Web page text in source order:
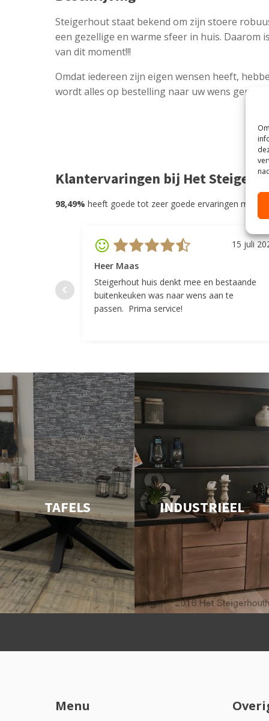
Steigerhout staat bekend om zijn stoere
een gezellige en warme sfeer in huis. Daarom
van dit moment!!!
Omdat iedereen zijn eigen wensen heeft,
wordt alles op bestelling naar uw wens gemaakt.
Klantervaringen bij Het
98,49% heeft goede tot zeer goede ervaringen met
15 juli
Heer Maas
Steigerhout huis denkt mee en bestaande
buitenkeuken was naar wens aan te
passen. Prima service!
TAFELS INDUSTRIEEL
Menu